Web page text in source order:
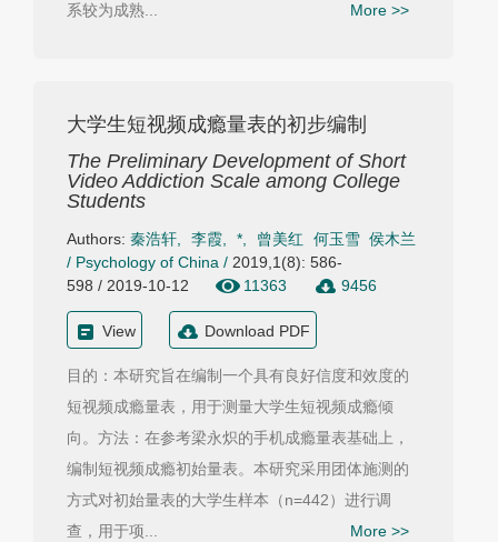
系较为成熟...
More >>
大学生短视频成瘾量表的初步编制
The Preliminary Development of Short
Video Addiction Scale among College
Students
Authors: 秦浩轩 李霞, *, 曾美红 何玉雪 侯木兰
/ Psychology of China / 2019,1(8): 586-
598 / 2019-10-12
11363 9456
View Download PDF
目的：本研究旨在编制一个具有良好信度和效度的
短视频成瘾量表，用于测量大学生短视频成瘾倾
向。方法：在参考梁永炽的手机成瘾量表基础上，
编制短视频成瘾初始量表。本研究采用团体施测的
方式对初始量表的大学生样本（n=442）进行调
查，用于项...
More >>